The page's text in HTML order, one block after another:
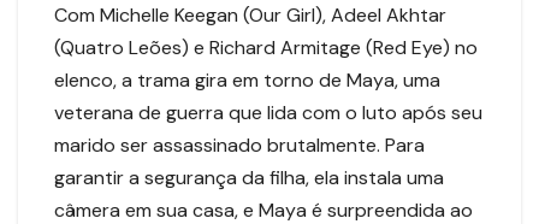
Com Michelle Keegan (Our Girl), Adeel Akhtar
(Quatro Leões) e Richard Armitage (Red Eye) no
elenco, a trama gira em torno de Maya, uma
veterana de guerra que lida com o luto após seu
marido ser assassinado brutalmente. Para
garantir a segurança da filha, ela instala uma
câmera em sua casa, e Maya é surpreendida ao